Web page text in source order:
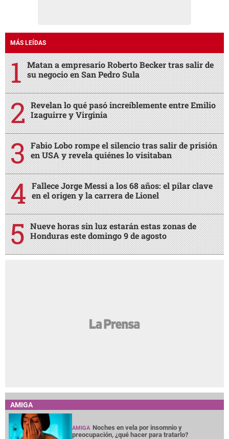
MÁS LEÍDAS
Matan a empresario Roberto Becker tras salir de
su negocio en San Pedro Sula
Revelan lo qué pasó increíblemente entre Emilio
Izaguirre y Virginia
Fabio Lobo rompe el silencio tras salir de prisión
en USA y revela quiénes lo visitaban
Fallece Jorge Messi a los 68 años: el pilar clave
en el origen y la carrera de Lionel
Nueve horas sin luz estarán estas zonas de
Honduras este domingo 9 de agosto
AMIGA
AMIGA Noches en vela por insomnio y
preocupación, ¿qué hacer para tratarlo?